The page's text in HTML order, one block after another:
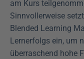
am Kurs
Sinnvollerweise
Blended Learning
Lernerfolgs ein, um
überraschend hohe